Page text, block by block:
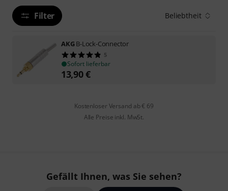
Filter Beliebtheit
AKGB-Lock-Connector
5
Sofort lieferbar
13,90€
Kostenloser Versand ab € 69
Alle Preise inkl. MwSt.
Gefällt Ihnen, was Sie sehen?